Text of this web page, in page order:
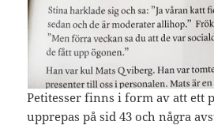
Petitesser finns i form av att ett
upprepas på sid 43 och några